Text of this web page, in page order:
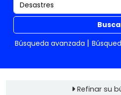
Búsqueda avanzada
Refinar su